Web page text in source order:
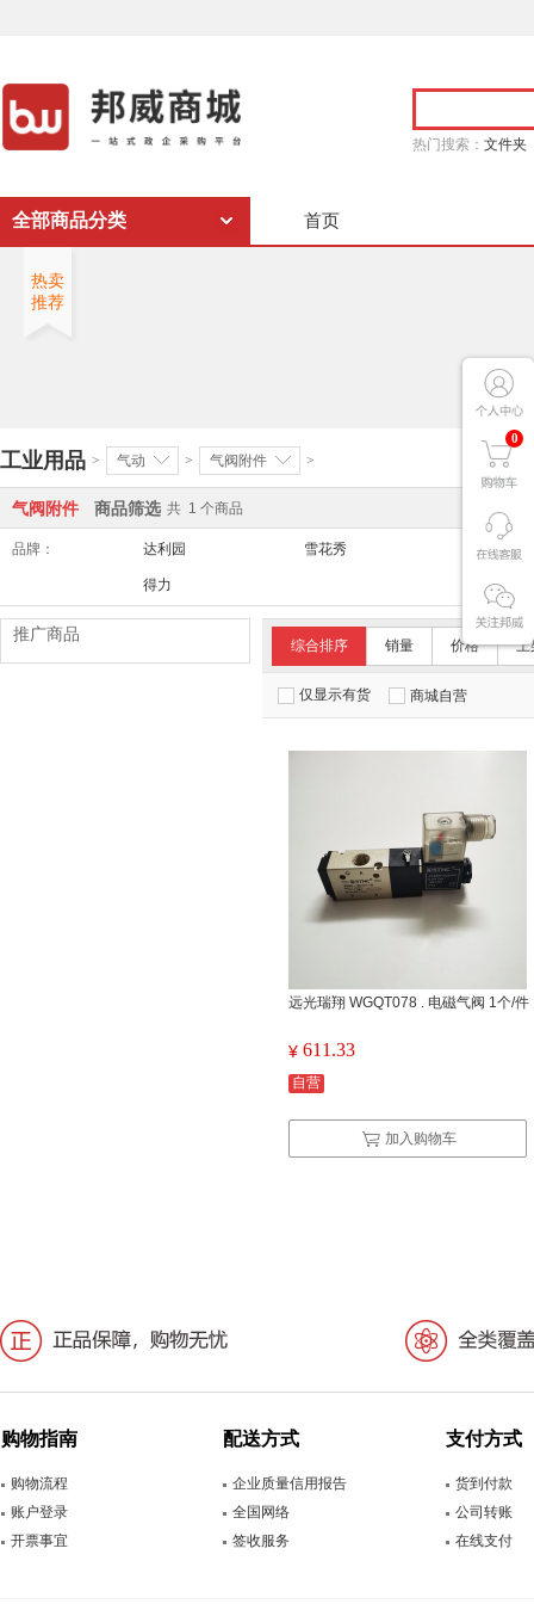
热门搜索： 文件夹
0
全部商品分类 首页
热卖
推荐
工业用品 > 气动 > 气阀附件 >
气阀附件 商品筛选 共 1 个商品
品牌： 达利园 雪花秀 舒适达/
得力
综合排序 销量 价格 上
仅显示有货 商城自营
远光瑞翔 WGQT078 . 电磁气阀 1个/件
¥ 611.33
自营
加入购物车
推广商品
购物指南
购物流程
账户登录
开票事宜
配送方式
企业质量信用报告
全国网络
签收服务
支付方式
货到付款
公司转账
在线支付